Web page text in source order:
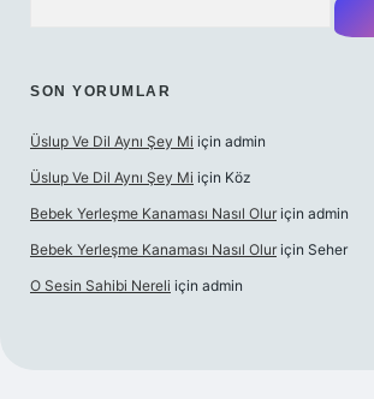
SON YORUMLAR
Üslup Ve Dil Aynı Şey Mi için admin
Üslup Ve Dil Aynı Şey Mi için Köz
Bebek Yerleşme Kanaması Nasıl Olur için admin
Bebek Yerleşme Kanaması Nasıl Olur için Seher
O Sesin Sahibi Nereli için admin